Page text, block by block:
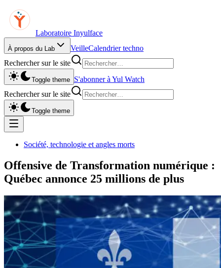
Laboratoire Inyulface
À propos du Lab VeilleCalendrier techno
Rechercher sur le site
Toggle theme S'abonner à Yul Watch
Rechercher sur le site
Toggle theme
Société, technologie et angles morts
Offensive de Transformation numérique :
Québec annonce 25 millions de plus